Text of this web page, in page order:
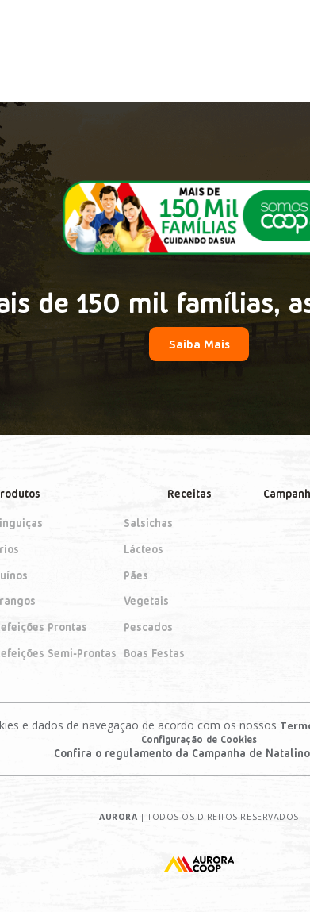
de 150 mil famílias,
Saiba Mais
Prontas
Semi-Prontas
Salsichas
Lácteos
Pães
Vegetais
Pescados
Boas Festas
Receitas
e dados de navegação de acordo com os nossos
Configuração de Cookies
Confira o regulamento da Campanha de
AURORA | TODOS OS DIREITOS RESERVADOS